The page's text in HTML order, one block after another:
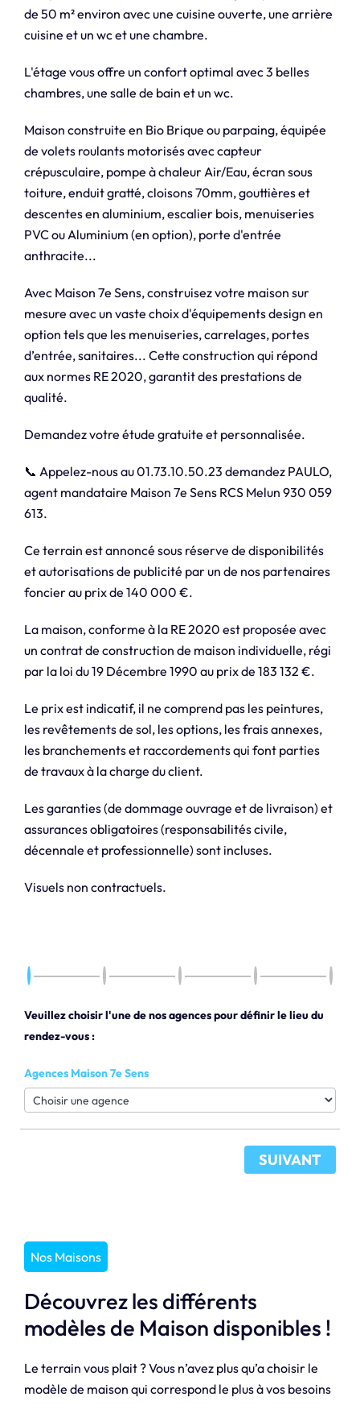
de 50 m² environ avec une cuisine ouverte, une arrière
cuisine et un wc et une chambre.
L'étage vous offre un confort optimal avec 3 belles
chambres, une salle de bain et un wc.
Maison construite en Bio Brique ou parpaing, équipée
de volets roulants motorisés avec capteur
crépusculaire, pompe à chaleur Air/Eau, écran sous
toiture, enduit gratté, cloisons 70mm, gouttières et
descentes en aluminium, escalier bois, menuiseries
PVC ou Aluminium (en option), porte d'entrée
anthracite...
Avec Maison 7e Sens, construisez votre maison sur
mesure avec un vaste choix d'équipements design en
option tels que les menuiseries, carrelages, portes
d’entrée, sanitaires... Cette construction qui répond
aux normes RE 2020, garantit des prestations de
qualité.
Demandez votre étude gratuite et personnalisée.
📞 Appelez-nous au 01.73.10.50.23 demandez PAULO,
agent mandataire Maison 7e Sens RCS Melun 930 059
613.
Ce terrain est annoncé sous réserve de disponibilités
et autorisations de publicité par un de nos partenaires
foncier au prix de 140 000 €.
La maison, conforme à la RE 2020 est proposée avec
un contrat de construction de maison individuelle, régi
par la loi du 19 Décembre 1990 au prix de 183 132 €.
Le prix est indicatif, il ne comprend pas les peintures,
les revêtements de sol, les options, les frais annexes,
les branchements et raccordements qui font parties
de travaux à la charge du client.
Les garanties (de dommage ouvrage et de livraison) et
assurances obligatoires (responsabilités civile,
décennale et professionnelle) sont incluses.
Visuels non contractuels.
Veuillez choisir l'une de nos agences pour définir le lieu du
rendez-vous :
Agences Maison 7e Sens
SUIVANT
Nos Maisons
Découvrez les différents
modèles de Maison disponibles !
Le terrain vous plait ? Vous n’avez plus qu’a choisir le
modèle de maison qui correspond le plus à vos besoins